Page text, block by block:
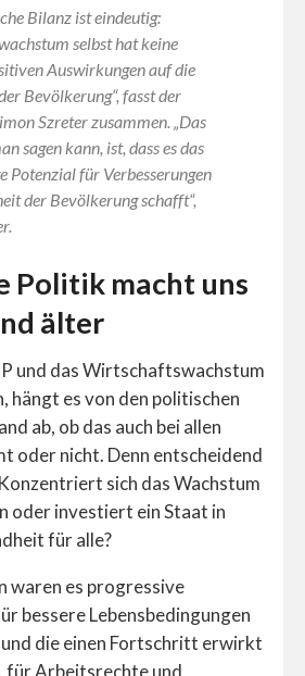
Bilanz ist eindeutig:
selbst hat keine
Auswirkungen auf die
Bevölkerung“, fasst der
Szreter zusammen. „Das
sagen kann, ist, dass es das
Potenzial für Verbesserungen
der Bevölkerung schafft“,
Politik macht uns
älter
und das Wirtschaftswachstum
hängt es von den politischen
ab, ob das auch bei allen
oder nicht. Denn entscheidend
sich das Wachstum
oder investiert ein Staat in
für alle?
waren es progressive
bessere Lebensbedingungen
die einen Fortschritt erwirkt
für Arbeitsrechte und